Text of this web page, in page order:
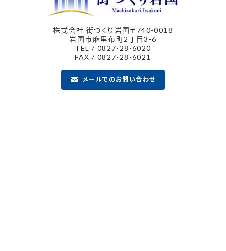
株式会社 街づくり岩国〒740-0018
岩国市麻里布町2丁目3-6
TEL / 0827-28-6020
FAX / 0827-28-6021
メールでのお問い合わせ